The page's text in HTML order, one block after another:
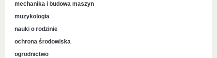
mechanika i budowa maszyn
muzykologia
nauki o rodzinie
ochrona środowiska
ogrodnictwo